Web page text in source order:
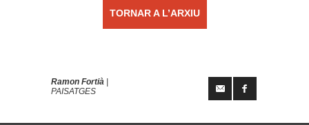
TORNAR A L’ARXIU
Ramon Fortià
PAISATGES